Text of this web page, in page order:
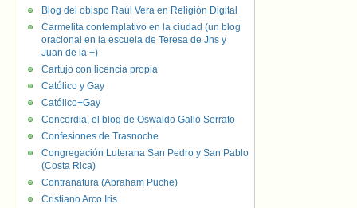
Blog del obispo Raúl Vera en Religión Digital
Carmelita contemplativo en la ciudad (un blog
oracional en la escuela de Teresa de Jhs y
Juan de la +)
Cartujo con licencia propia
Católico y Gay
Católico+Gay
Concordia, el blog de Oswaldo Gallo Serrato
Confesiones de Trasnoche
Congregación Luterana San Pedro y San Pablo
(Costa Rica)
Contranatura (Abraham Puche)
Cristiano Arco Iris